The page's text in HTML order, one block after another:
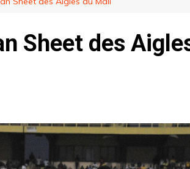
Sheet des